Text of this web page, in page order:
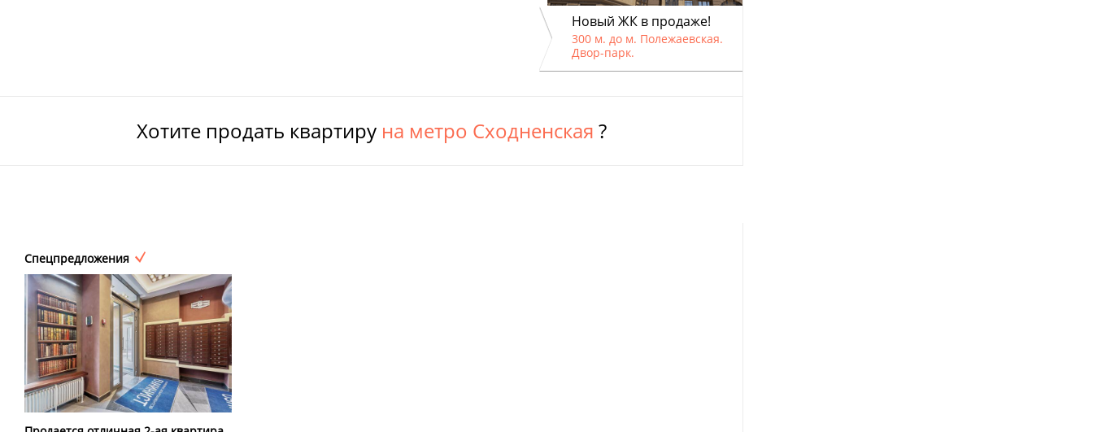
Новый ЖК в продаже!
300 м. до м. Полежаевская.
Двор-парк.
Хотите продать квартиру на метро Сходненская ?
Спецпредложения